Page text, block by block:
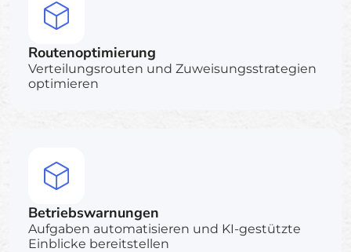
Routenoptimierung
Verteilungsrouten und Zuweisungsstrategien
optimieren
Betriebswarnungen
Aufgaben automatisieren und KI-gestützte
Einblicke bereitstellen